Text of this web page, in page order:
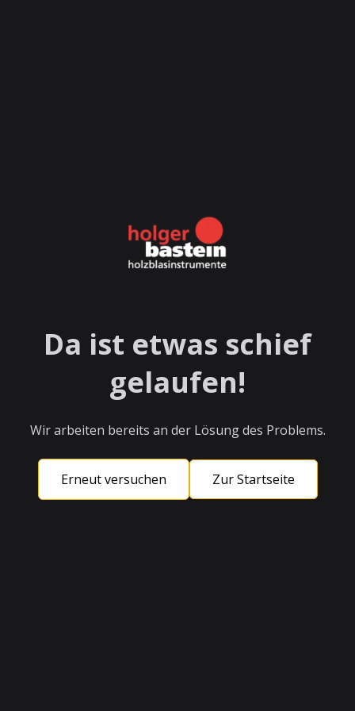
Da ist etwas schief
gelaufen!
Wir arbeiten bereits an der Lösung des Problems.
Erneut versuchen Zur Startseite